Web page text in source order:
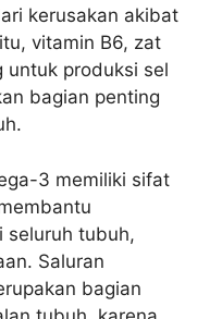
kerusakan akibat
vitamin B6, zat
untuk produksi sel
bagian penting
3 memiliki sifat
seluruh tubuh,
Saluran
bagian